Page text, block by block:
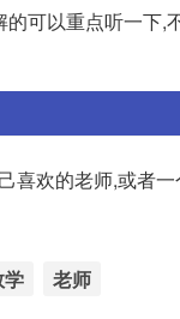
可以重点听一下,
欢的老师,或者
学 老师